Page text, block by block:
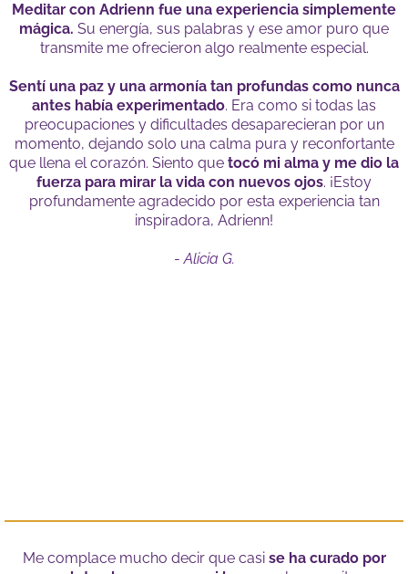
Meditar con Adrienn fue una experiencia simplemente
mágica. Su energía, sus palabras y ese amor puro que
transmite me ofrecieron algo realmente especial.
Sentí una paz y una armonía tan profundas como nunca
antes había experimentado. Era como si todas las
preocupaciones y dificultades desaparecieran por un
momento, dejando solo una calma pura y reconfortante
que llena el corazón. Siento que tocó mi alma y me dio la
fuerza para mirar la vida con nuevos ojos. ¡Estoy
profundamente agradecido por esta experiencia tan
inspiradora, Adrienn!
- Alicia G.
Me complace mucho decir que casi se ha curado por